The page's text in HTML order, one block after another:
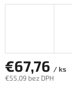
€67,76 / ks
€55,09 bez DPH